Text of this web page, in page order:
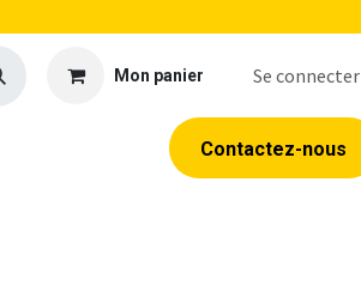
Mon panier Se connecter
Outillage Formations
Contacte​​​​z​​​​​​​​-​​nous